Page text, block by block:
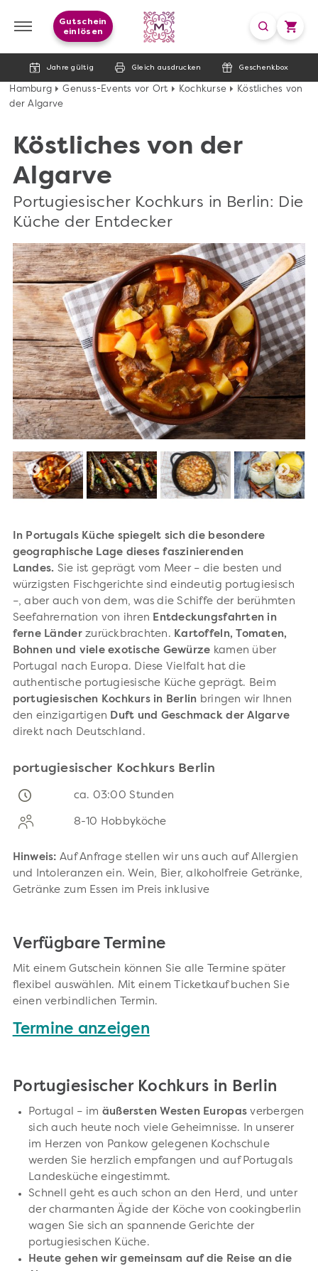
Jahre gültig Gleich ausdrucken Geschenkbox
Gutschein
einlösen
Hamburg Genuss-Events vor Ort Kochkurse
Köstliches von
der Algarve
Köstliches von der
Algarve
Portugiesischer Kochkurs in Berlin: Die
Küche der Entdecker
In Portugals Küche spiegelt sich die besondere
geographische Lage dieses faszinierenden
Landes. Sie ist geprägt vom Meer – die besten und
würzigsten Fischgerichte sind eindeutig portugiesisch
–, aber auch von dem, was die Schiffe der berühmten
Seefahrernation von ihren Entdeckungsfahrten in
ferne Länderzurückbrachten. Kartoffeln, Tomaten,
Bohnen und viele exotische Gewürze kamen über
Portugal nach Europa. Diese Vielfalt hat die
authentische portugiesische Küche geprägt. Beim
portugiesischen Kochkurs in Berlin bringen wir Ihnen
den einzigartigen Duft und Geschmack der Algarve
direkt nach Deutschland.
portugiesischer Kochkurs Berlin
ca. 03:00 Stunden
8-10 Hobbyköche
Hinweis: Auf Anfrage stellen wir uns auch auf Allergien
und Intoleranzen ein. Wein, Bier, alkoholfreie Getränke,
Getränke zum Essen im Preis inklusive
Verfügbare Termine
Mit einem Gutschein können Sie alle Termine später
flexibel auswählen. Mit einem Ticketkauf buchen Sie
einen verbindlichen Termin.
Termine anzeigen
Portugiesischer Kochkurs in Berlin
Portugal – im äußersten Westen Europas verbergen
sich auch heute noch viele Geheimnisse. In unserer
im Herzen von Pankow gelegenen Kochschule
werden Sie herzlich empfangen und auf Portugals
Landesküche eingestimmt.
Schnell geht es auch schon an den Herd, und unter
der charmanten Ägide der Köche von cookingberlin
wagen Sie sich an spannende Gerichte der
portugiesischen Küche.
Heute gehen wir gemeinsam auf die Reise an die